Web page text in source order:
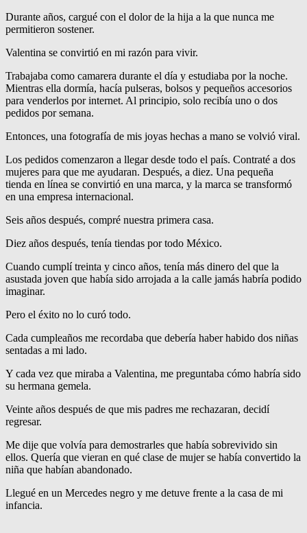
Durante años, cargué con el dolor de la hija a la que nunca me
permitieron sostener.
Valentina se convirtió en mi razón para vivir.
Trabajaba como camarera durante el día y estudiaba por la noche.
Mientras ella dormía, hacía pulseras, bolsos y pequeños accesorios
para venderlos por internet. Al principio, solo recibía uno o dos
pedidos por semana.
Entonces, una fotografía de mis joyas hechas a mano se volvió viral.
Los pedidos comenzaron a llegar desde todo el país. Contraté a dos
mujeres para que me ayudaran. Después, a diez. Una pequeña
tienda en línea se convirtió en una marca, y la marca se transformó
en una empresa internacional.
Seis años después, compré nuestra primera casa.
Diez años después, tenía tiendas por todo México.
Cuando cumplí treinta y cinco años, tenía más dinero del que la
asustada joven que había sido arrojada a la calle jamás habría podido
imaginar.
Pero el éxito no lo curó todo.
Cada cumpleaños me recordaba que debería haber habido dos niñas
sentadas a mi lado.
Y cada vez que miraba a Valentina, me preguntaba cómo habría sido
su hermana gemela.
Veinte años después de que mis padres me rechazaran, decidí
regresar.
Me dije que volvía para demostrarles que había sobrevivido sin
ellos. Quería que vieran en qué clase de mujer se había convertido la
niña que habían abandonado.
Llegué en un Mercedes negro y me detuve frente a la casa de mi
infancia.